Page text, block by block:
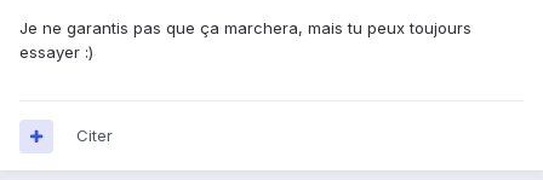
Je ne garantis pas que ça marchera, mais tu peux toujours
essayer :)
Citer